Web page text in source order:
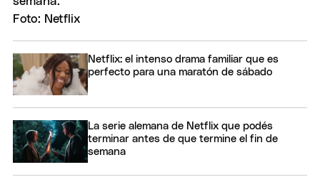
Netflix: el intenso drama familiar que es
perfecto para una maratón de sábado
La serie alemana de Netflix que podés
terminar antes de que termine el fin de
semana